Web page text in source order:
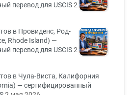
перевод для USCIS2
в Провиденс, Род-
Rhode Island) —
перевод для USCIS2
в Чула-Виста, Калифорния
— сертифицированный